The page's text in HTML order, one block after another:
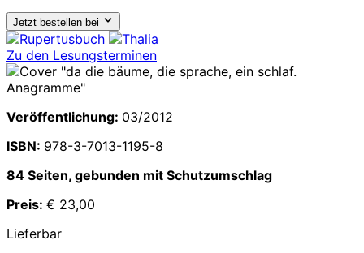
Jetzt bestellen bei
Zu den Lesungsterminen
Veröffentlichung: 03/2012
ISBN: 978-3-7013-1195-8
84 Seiten, gebunden mit Schutzumschlag
Preis: € 23,00
Lieferbar